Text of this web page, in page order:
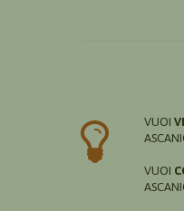
VUOI
VUOI